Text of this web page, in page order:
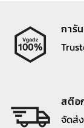
การั
สต๊อ
จัดส่